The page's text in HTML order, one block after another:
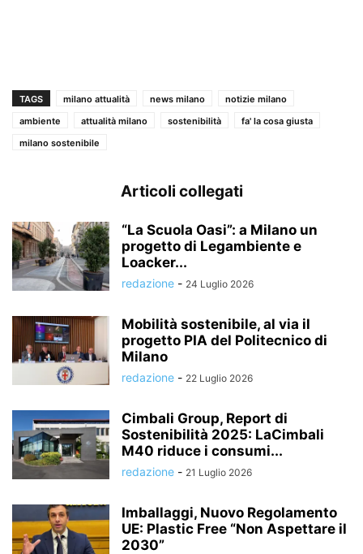
TAGS milano attualità news milano
notizie milano
ambiente
attualità milano sostenibilità
fa' la cosa giusta
milano sostenibile
Articoli collegati
“La Scuola Oasi”: a Milano un
progetto di Legambiente e
Loacker...
redazione - 24 Luglio 2026
Mobilità sostenibile, al via il
progetto PIA del Politecnico di
Milano
redazione - 22 Luglio 2026
Cimbali Group, Report di
Sostenibilità 2025: LaCimbali
M40 riduce i consumi...
redazione - 21 Luglio 2026
Imballaggi, Nuovo Regolamento
UE: Plastic Free “Non Aspettare il
2030”